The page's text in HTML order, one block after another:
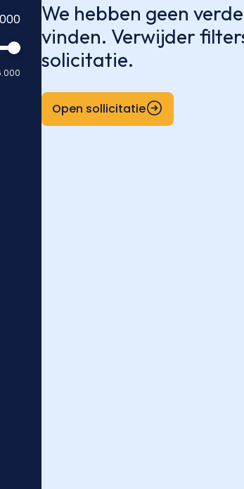
We hebben geen
vinden. Verwijder
solicitatie.
Open sollicitatie